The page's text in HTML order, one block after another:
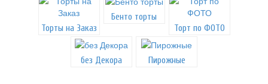
Торты на Заказ
Бенто торты
Торт по ФОТО
без Декора Пирожные